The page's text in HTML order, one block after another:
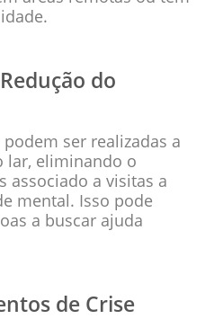
do
ser realizadas a
lar, eliminando o
associado a visitas a
mental. Isso pode
a buscar ajuda
de Crise